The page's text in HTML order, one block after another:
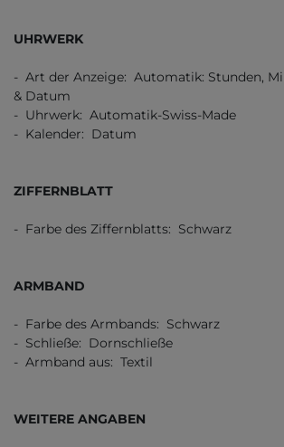
UHRWERK
- Art der Anzeige: Automatik: Stunden,
& Datum
- Uhrwerk: Automatik-Swiss-Made
- Kalender: Datum
ZIFFERNBLATT
- Farbe des Ziffernblatts: Schwarz
ARMBAND
- Farbe des Armbands: Schwarz
- Schließe: Dornschließe
- Armband aus: Textil
WEITERE ANGABEN